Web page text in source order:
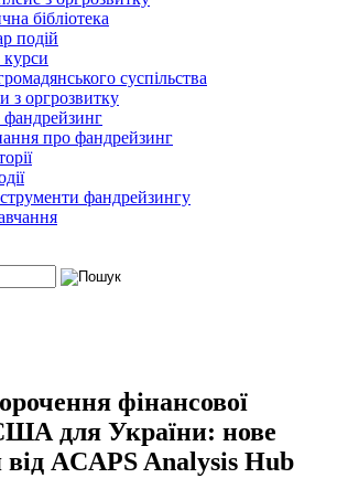
бібліотека
подій
суспільства
з оргрозвитку
про фандрейзинг
фандрейзингу
фінансової
для України: нове
від ACAPS Analysis Hub